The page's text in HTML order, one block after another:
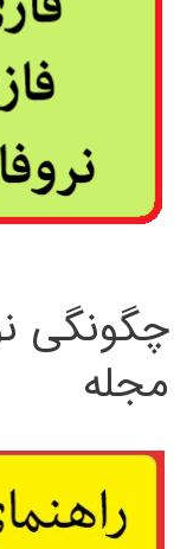
چگونگی
مجله